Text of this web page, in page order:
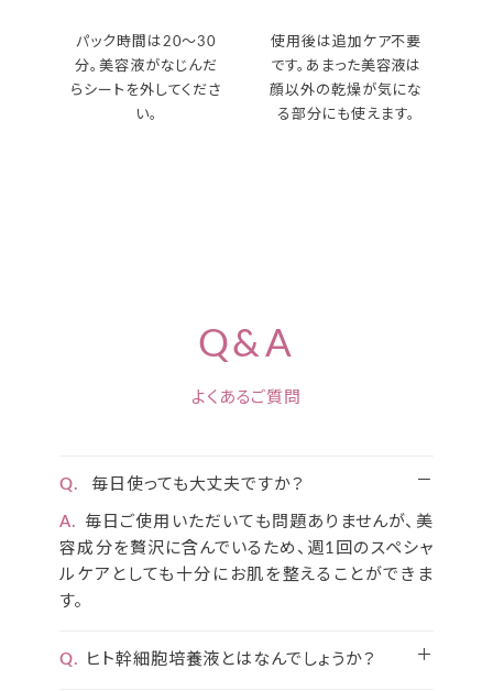
パック時間は20～30
分。美容液がなじんだ
らシートを外してくださ
い。
使用後は追加ケア不要
です。あまった美容液は
顔以外の乾燥が気にな
る部分にも使えます。
Q&A
よくあるご質問
Q. 毎日使っても大丈夫ですか？
A.
毎日ご使用いただいても問題ありませんが、美
容成分を贅沢に含んでいるため、週1回のスペシャ
ルケアとしても十分にお肌を整えることができま
す。
Q. ヒト幹細胞培養液とはなんでしょうか？